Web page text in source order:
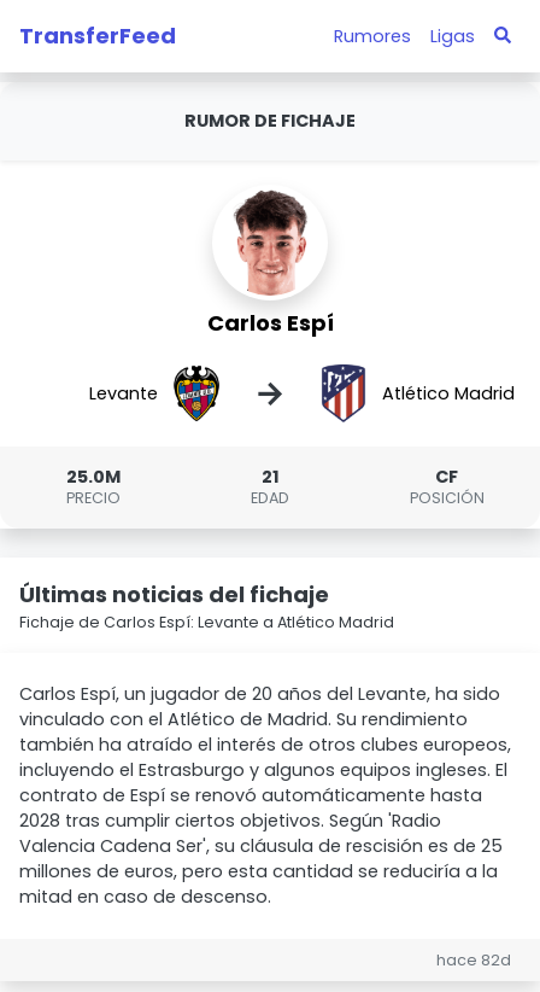
TransferFeed Rumores Ligas
RUMOR DE FICHAJE
Carlos Espí
Levante → Atlético Madrid
25.0M
PRECIO
21
EDAD
CF
POSICIÓN
Últimas noticias del fichaje
Fichaje de Carlos Espí: Levante a Atlético Madrid
Carlos Espí, un jugador de 20 años del Levante, ha sido
vinculado con el Atlético de Madrid. Su rendimiento
también ha atraído el interés de otros clubes europeos,
incluyendo el Estrasburgo y algunos equipos ingleses. El
contrato de Espí se renovó automáticamente hasta
2028 tras cumplir ciertos objetivos. Según 'Radio
Valencia Cadena Ser', su cláusula de rescisión es de 25
millones de euros, pero esta cantidad se reduciría a la
mitad en caso de descenso.
hace 82d